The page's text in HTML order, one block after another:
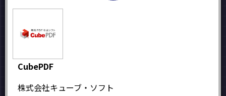
CubePDF
株式会社キューブ・ソフト